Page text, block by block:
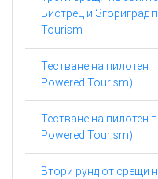
Бистрец и Згориград
Tourism
Тестване на пилотен
Powered Tourism)
Тестване на пилотен
Powered Tourism)
Втори рунд от срещи